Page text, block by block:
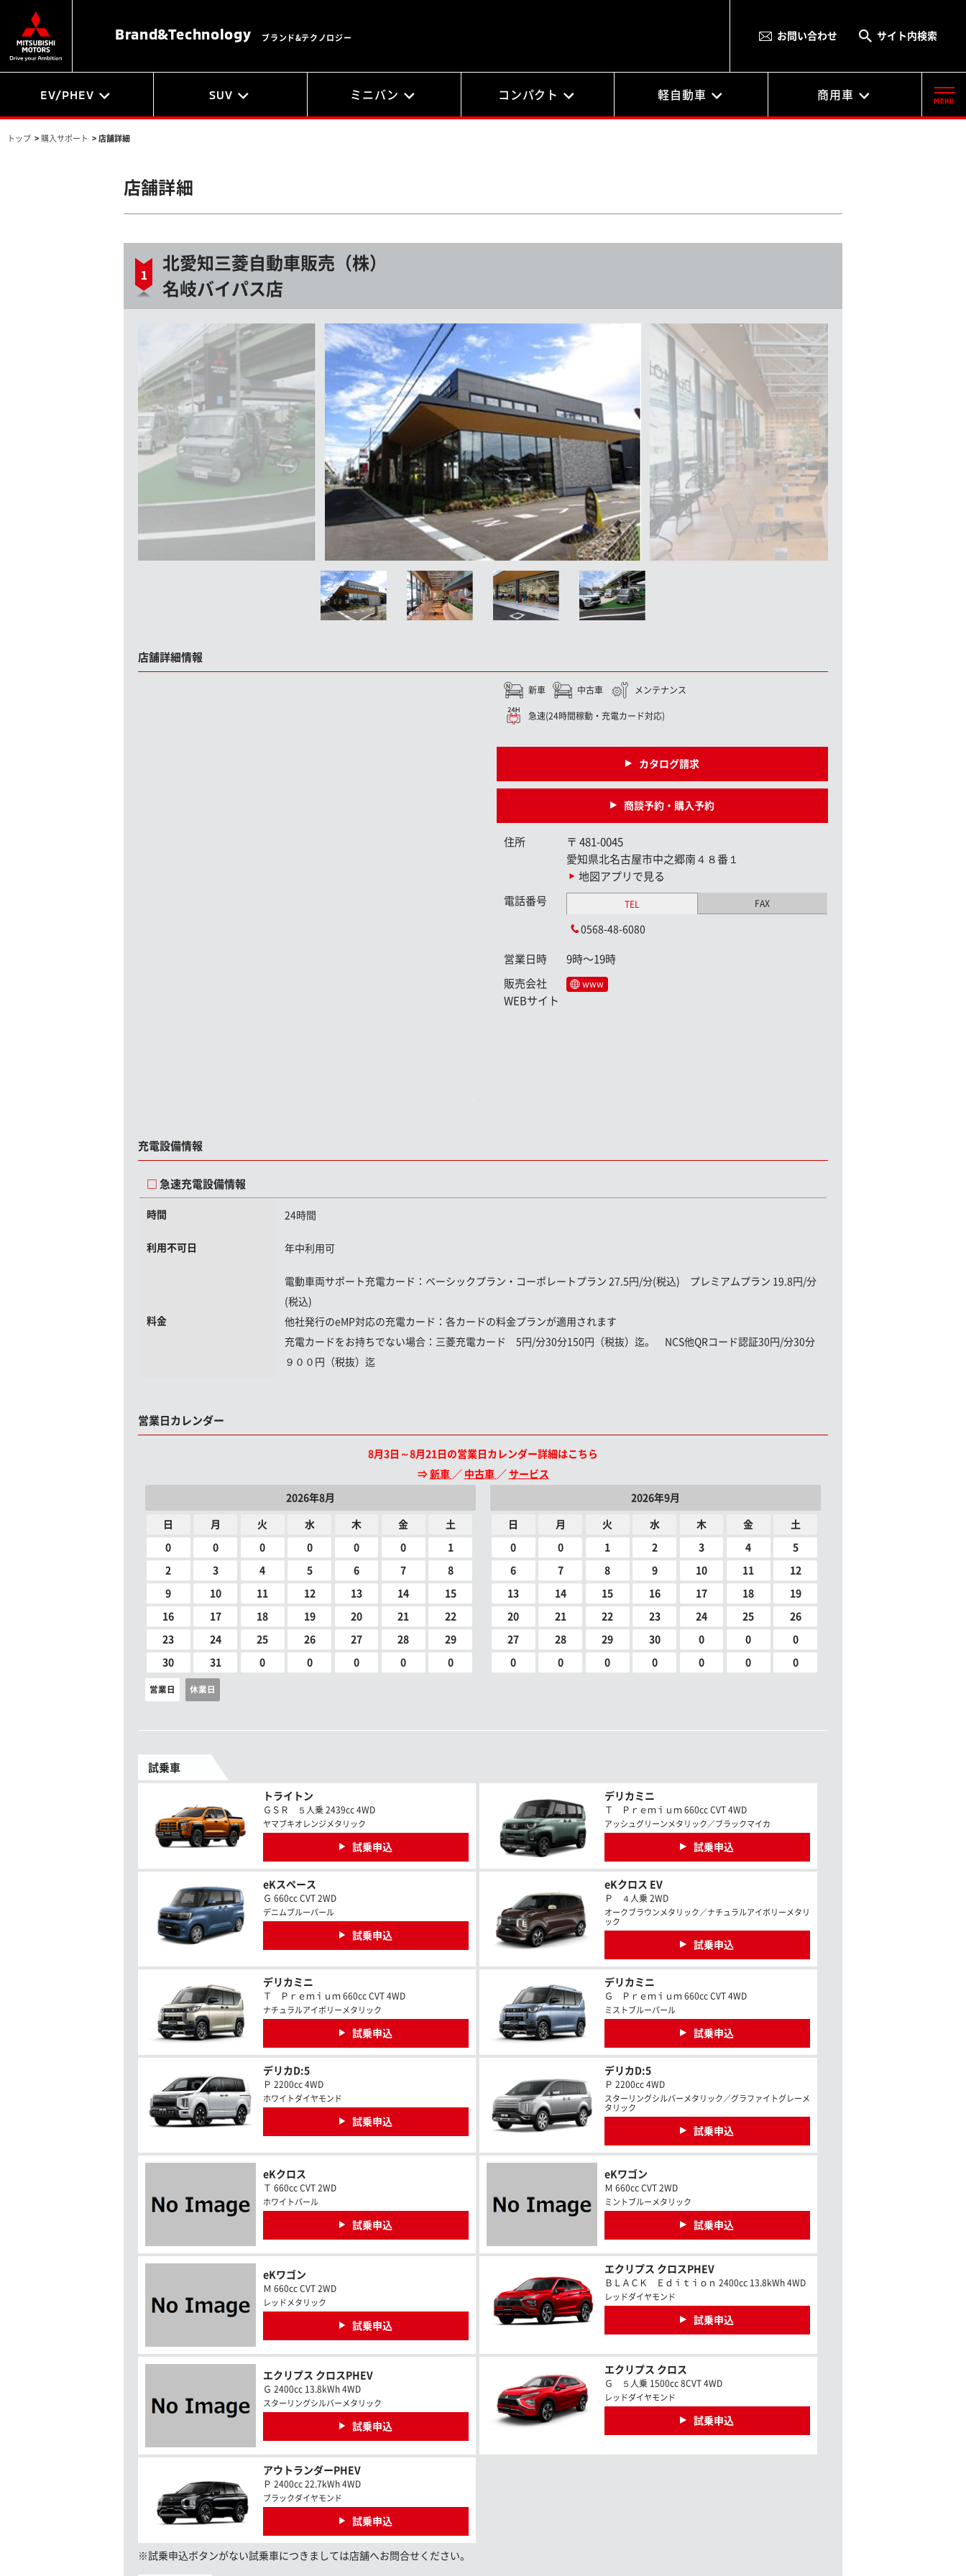
Brand&Technology ブランド&テクノロジー お問い合わせ サイト内検索
EV/PHEV SUV ミニバン コンパクト 軽自動車 商用車
トップ > 購入サポート > 店舗詳細
店舗詳細
北愛知三菱自動車販売（株）
名岐バイパス店
店舗詳細情報
新車 中古車 メンテナンス
急速(24時間稼動・充電カード対応)
カタログ請求
商談予約・購入予約
住所 〒481-0045
愛知県北名古屋市中之郷南４８番１
地図アプリで見る
電話番号 TEL FAX
0568-48-6080
営業日時 9時〜19時
販売会社
WEBサイト
www
充電設備情報
急速充電設備情報
時間 24時間
利用不可日 年中利用可
料金
電動車両サポート充電カード ：ベーシックプラン・コーポレートプラン 27.5円/分(税込) プレミアムプラン 19.8円/分
(税込)
他社発行のeMP対応の充電カード： 各カードの料金プランが適用されます
充電カードをお持ちでない場合： 三菱充電カード 5円/分30分150円（税抜）迄。 NCS他QRコード認証30円/分30分
９００円（税抜）迄
営業日カレンダー
8月3日～8月21日の営業日カレンダー詳細はこちら
⇒ 新車 ／ 中古車 ／ サービス
2026年8月
日 月 火 水 木 金 土
0 0 0 0 0 0 1
2 3 4 5 6 7 8
9 10 11 12 13 14 15
16 17 18 19 20 21 22
23 24 25 26 27 28 29
30 31 0 0 0 0 0
2026年9月
日 月 火 水 木 金 土
0 0 1 2 3 4 5
6 7 8 9 10 11 12
13 14 15 16 17 18 19
20 21 22 23 24 25 26
27 28 29 30 0 0 0
0 0 0 0 0 0 0
営業日 休業日
試乗車
トライトン
ＧＳＲ ５人乗 2439cc 4WD
ヤマブキオレンジメタリック
試乗申込
デリカミニ
Ｔ Ｐｒｅｍｉｕｍ 660cc CVT 4WD
アッシュグリーンメタリック／ブラックマイカ
試乗申込
eKスペース
Ｇ 660cc CVT 2WD
デニムブルーパール
試乗申込
eKクロス EV
Ｐ ４人乗 2WD
オークブラウンメタリック／ナチュラルアイボリーメタリ
ック
試乗申込
デリカミニ
Ｔ Ｐｒｅｍｉｕｍ 660cc CVT 4WD
ナチュラルアイボリーメタリック
試乗申込
デリカミニ
Ｇ Ｐｒｅｍｉｕｍ 660cc CVT 4WD
ミストブルーパール
試乗申込
デリカD:5
Ｐ 2200cc 4WD
ホワイトダイヤモンド
試乗申込
デリカD:5
Ｐ 2200cc 4WD
スターリングシルバーメタリック／グラファイトグレーメ
タリック
試乗申込
eKクロス
Ｔ 660cc CVT 2WD
ホワイトパール
試乗申込
eKワゴン
Ｍ 660cc CVT 2WD
ミントブルーメタリック
試乗申込
eKワゴン
Ｍ 660cc CVT 2WD
レッドメタリック
試乗申込
エクリプス クロスPHEV
ＢＬＡＣＫ Ｅｄｉｔｉｏｎ 2400cc 13.8kWh 4WD
レッドダイヤモンド
試乗申込
エクリプス クロスPHEV
Ｇ 2400cc 13.8kWh 4WD
スターリングシルバーメタリック
試乗申込
エクリプス クロス
Ｇ ５人乗 1500cc 8CVT 4WD
レッドダイヤモンド
試乗申込
アウトランダーPHEV
Ｐ 2400cc 22.7kWh 4WD
ブラックダイヤモンド
試乗申込
※試乗申込ボタンがない試乗車につきましては店舗へお問合せください。